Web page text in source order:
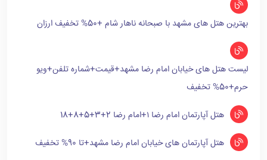
بهترین هتل های مشهد با صبحانه ناهار شام +50% تخفیف ارزان
لیست هتل های خیابان امام رضا مشهد+قیمت+شماره تلفن+ویو
حرم+50% تخفیف
هتل آپارتمان امام رضا ۱+امام رضا 2+3+5+8+18
هتل آپارتمان های خیابان امام رضا مشهد+تا 90% تخفیف